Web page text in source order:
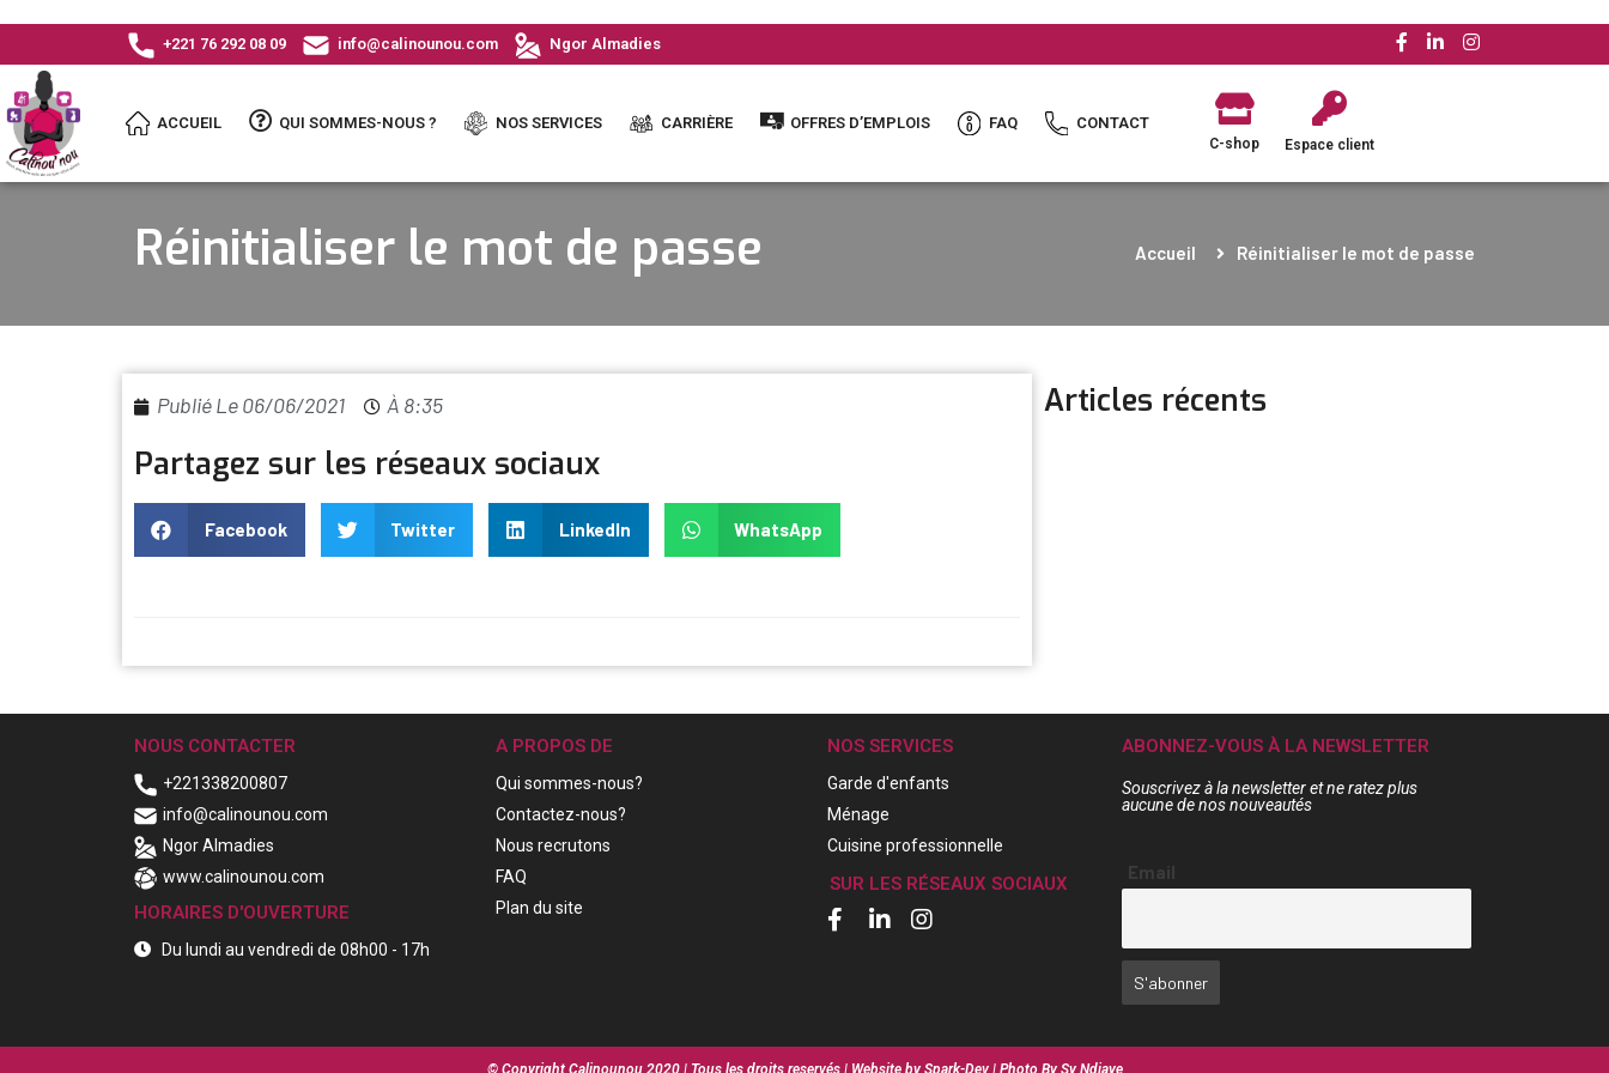
+221 76 292 08 09 info@calinounou.com Ngor Almadies
ACCUEIL QUI SOMMES-NOUS ? NOS SERVICES CARRIÈRE OFFRES D’EMPLOIS FAQ CONTACT
C-shop Espace client
Réinitialiser le mot de passe Accueil Réinitialiser le mot de passe
Publié Le06/06/2021 À 8:35
Partagez sur les réseaux sociaux
Facebook Twitter LinkedIn WhatsApp
Articles récents
NOUS CONTACTER
+221338200807
info@calinounou.com
Ngor Almadies
www.calinounou.com
HORAIRES D'OUVERTURE
Du lundi au vendredi de 08h00 - 17h
A PROPOS DE
Qui sommes-nous?
Contactez-nous?
Nous recrutons
FAQ
Plan du site
NOS SERVICES
Garde d'enfants
Ménage
Cuisine professionnelle
SUR LES RÉSEAUX SOCIAUX
ABONNEZ-VOUS À LA NEWSLETTER
Souscrivez à la newsletter et ne ratez plus
aucune de nos nouveautés
Email
© Copyright Calinounou 2020 | Tous les droits reservés | Website by Spark-Dev | Photo By Sy Ndiaye